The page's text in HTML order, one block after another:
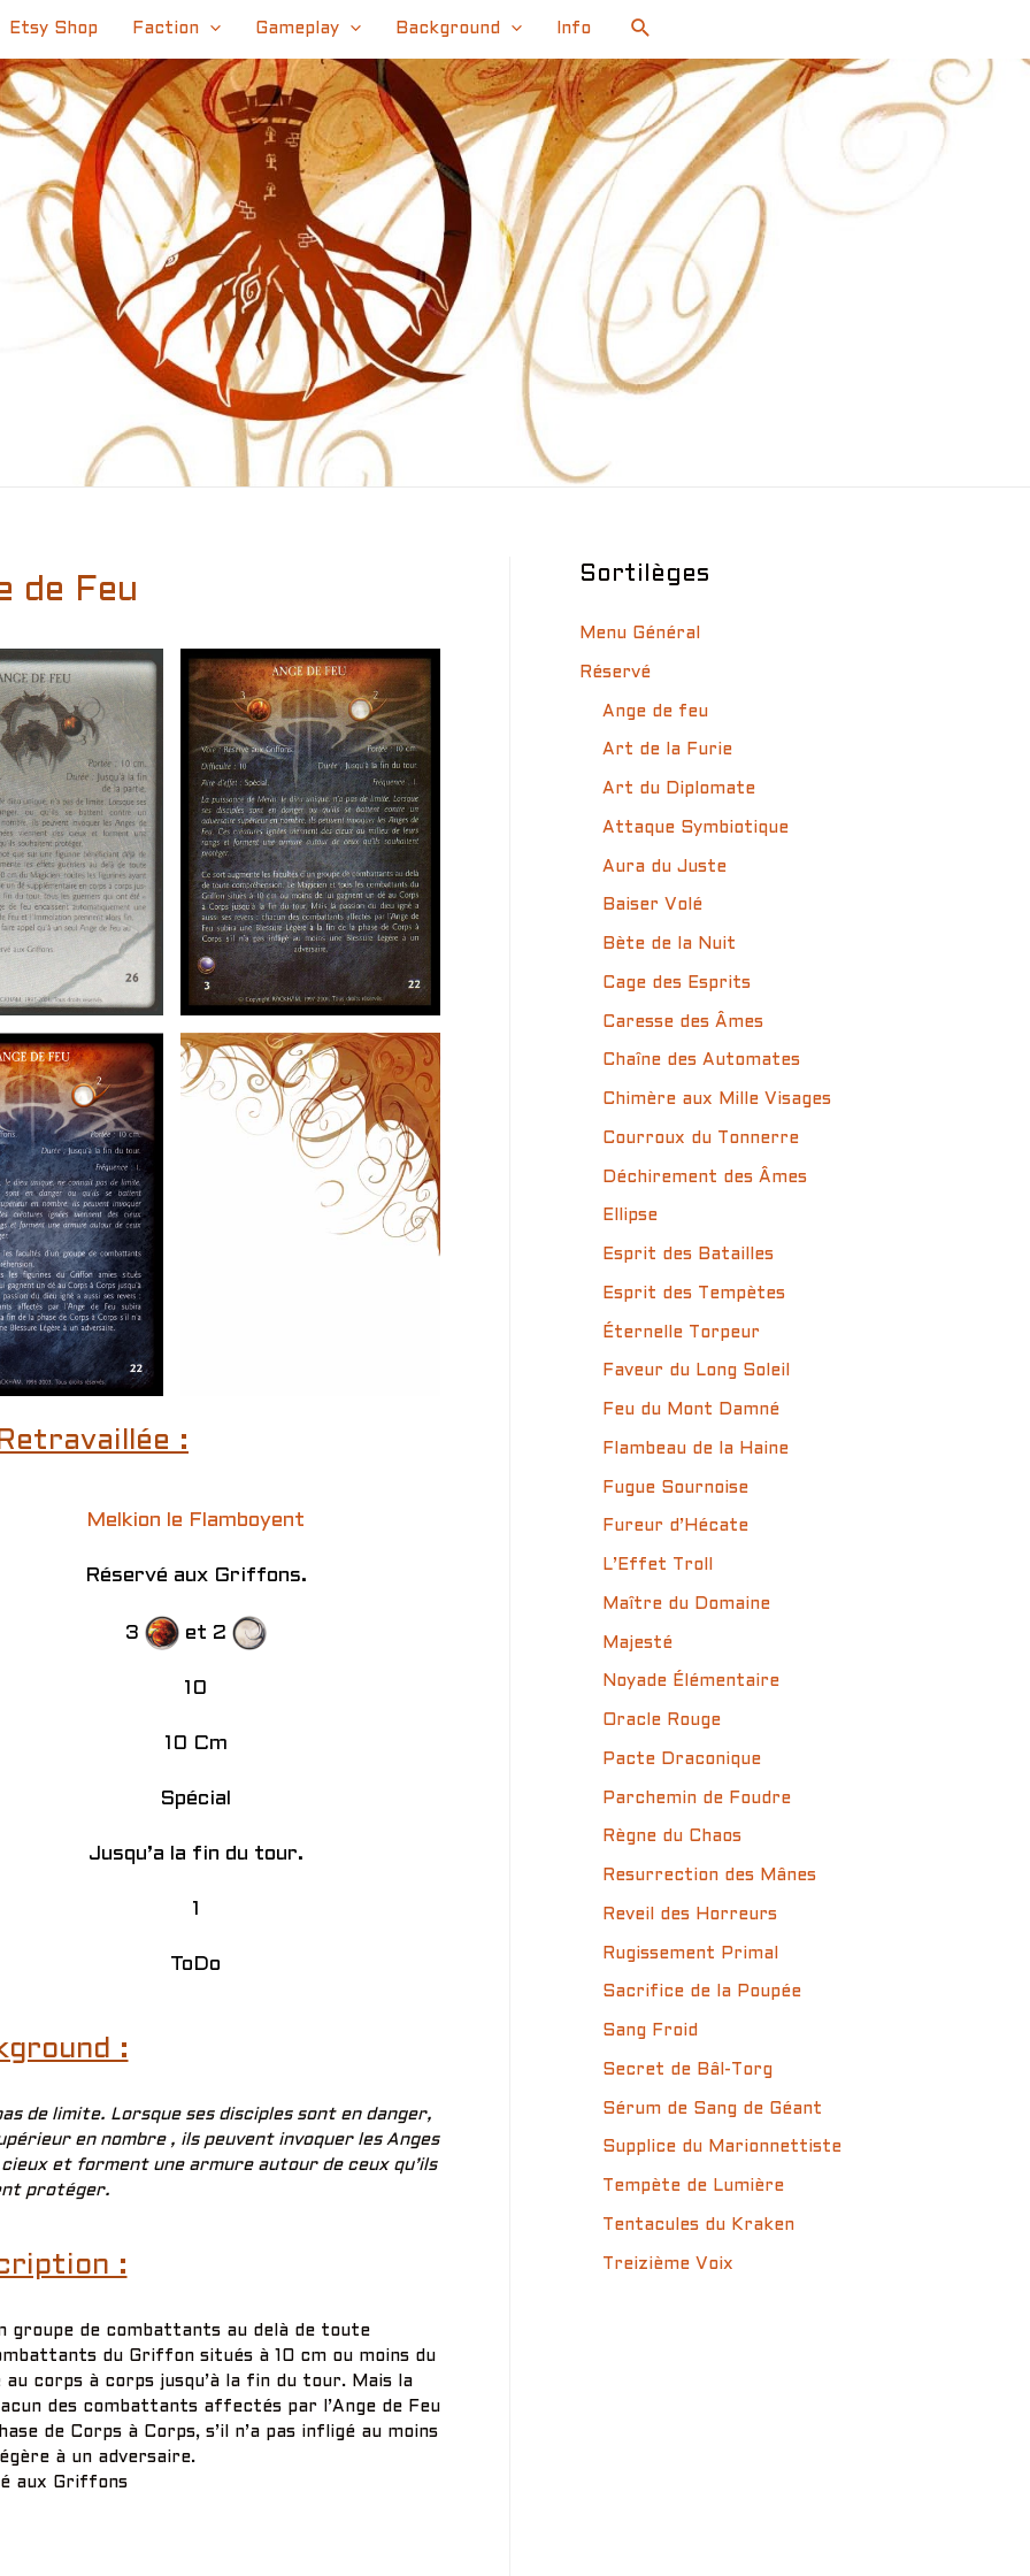
Etsy Shop Faction Gameplay Background Info Search
de Feu
:
Melkion le Flamboyent
Réservé aux Griffons.
3 et 2
10
10 Cm
Spécial
Jusqu’a la fin du tour.
1
ToDo
:
de limite. Lorsque ses disciples sont en danger,
en nombre , ils peuvent invoquer les Anges
et forment une armure autour de ceux qu’ils
protéger.
:
groupe de combattants au delà de toute
du Griffon situés à 10 cm ou moins du
corps à corps jusqu’à la fin du tour. Mais la
des combattants affectés par l’Ange de Feu
de Corps à Corps, s’il n’a pas infligé au moins
à un adversaire.
aux Griffons
Sortilèges
Menu Général
Réservé
Ange de feu
Art de la Furie
Art du Diplomate
Attaque Symbiotique
Aura du Juste
Baiser Volé
Bète de la Nuit
Cage des Esprits
Caresse des Âmes
Chaîne des Automates
Chimère aux Mille Visages
Courroux du Tonnerre
Déchirement des Âmes
Ellipse
Esprit des Batailles
Esprit des Tempètes
Éternelle Torpeur
Faveur du Long Soleil
Feu du Mont Damné
Flambeau de la Haine
Fugue Sournoise
Fureur d’Hécate
L’Effet Troll
Maître du Domaine
Majesté
Noyade Élémentaire
Oracle Rouge
Pacte Draconique
Parchemin de Foudre
Règne du Chaos
Resurrection des Mânes
Reveil des Horreurs
Rugissement Primal
Sacrifice de la Poupée
Sang Froid
Secret de Bâl-Torg
Sérum de Sang de Géant
Supplice du Marionnettiste
Tempète de Lumière
Tentacules du Kraken
Treizième Voix